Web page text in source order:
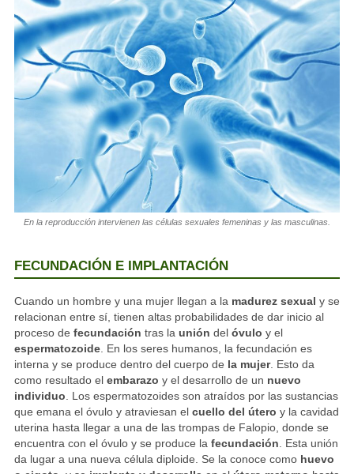
En la reproducción intervienen las células sexuales femeninas y las masculinas.
FECUNDACIÓN E IMPLANTACIÓN
Cuando un hombre y una mujer llegan a la madurez sexual y se
relacionan entre sí, tienen altas probabilidades de dar inicio al
proceso de fecundación tras la unión del óvulo y el
espermatozoide. En los seres humanos, la fecundación es
interna y se produce dentro del cuerpo de la mujer. Esto da
como resultado el embarazo y el desarrollo de un nuevo
individuo. Los espermatozoides son atraídos por las sustancias
que emana el óvulo y atraviesan el cuello del útero y la cavidad
uterina hasta llegar a una de las trompas de Falopio, donde se
encuentra con el óvulo y se produce la fecundación. Esta unión
da lugar a una nueva célula diploide. Se la conoce como huevo